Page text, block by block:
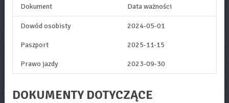
Dokument Data ważności
Dowód osobisty 2024-05-01
Paszport 2025-11-15
Prawo jazdy 2023-09-30
DOKUMENTY DOTYCZĄCE